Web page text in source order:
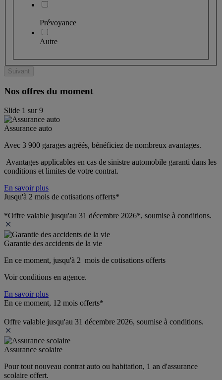
Prévoyance
Autre
Suivant
Nos offres du moment
Slide 1 sur9
Assurance auto
Avec 3 900 garages agréés, bénéficiez de nombreux avantages.
Avantages applicables en cas de sinistre automobile garanti dans les
conditions et limites de votre contrat.
En savoir plus
Jusqu'à 2 mois de cotisations offerts*
*Offre valable jusqu'au 31 décembre 2026*, soumise à conditions.
Garantie des accidents de la vie
En ce moment, jusqu'à 2  mois de cotisations offerts
Voir conditions en agence.
En savoir plus
En ce moment, 12 mois offerts*
Offre valable jusqu'au 31 décembre 2026, soumise à conditions.
Assurance scolaire
Pour tout nouveau contrat auto ou habitation, 1 an d'assurance
scolaire offert.